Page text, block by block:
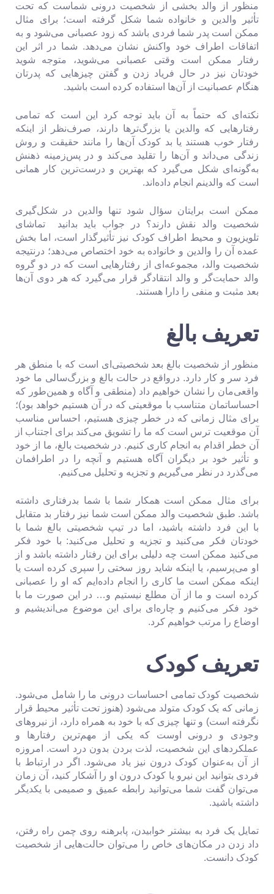
منظور از والد بخشی از شخصیت درونی شماست که تحت
تأثیر والدین و خانواده شما شکل گرفته است؛ برای مثال
ممکن است پدر شما فردی باشد که زود عصبانی می‌شود و به
اتفاقات اطراف خود واکنش نشان می‌دهد. شما در اثر این
رفتار ممکن است وقتی عصبانی می‌شوید، متوجه شوید
خودتان نیز در حال فریاد زدن و گفتن چیزهایی که پدرتان
هنگام عصبانیت از آن‌ها استفاده کرده است باشید.
نکته‌ای که حتماً به آن باید توجه کرد این است که تمامی
رفتارهایی که والدین یا بزرگ‌ترها دارند، صرف‌نظر از اینکه
رفتار خوب هستند یا بد کودک آن‌ها را مانند حقیقت و روش
زندگی می‌داند و آن‌ها را تقلید می‌کند و در پس‌زمینه ذهنش
به‌گونه‌ای شکل می‌گیرد که بهترین و درست‌ترین کار همانی
است که والدینم انجام داده‌اند.
ممکن است برایتان سؤال شود تنها والدین در شکل‌گیری
شخصیت والد نقش دارند؟ در جواب باید بدانید تماشای
تلویزیون و محیط اطراف کودک نیز تأثیرگذار است، اما بخش
عمده آن را والدین و خانواده به خود اختصاص می‌دهد؛ درنتیجه
شخصیت والد، مجموعه‌ای از رفتارهایی است که در دو گروه
والد حمایت‌گر و والد انتقادگر قرار می‌گیرد که هر دوی آن‌ها
بعد مثبت و منفی را دارا هستند.
تعریف بالغ
منظور از شخصیت بالغ بعد شخصیتی‌ای است که با منطق هر
فرد سر و کار دارد. درواقع در حالت بالغ و بزرگ‌سالی ما خود
واقعی‌مان را نشان خواهیم داد (منطقی و آگاه و همین‌طور که
احساساتمان متناسب با موقعیتی که در آن هستیم خواهد بود)؛
برای مثال زمانی که در خطر چیزی هستیم، احساس مناسب
آن موقعیت ترس است که ما را تشویق می‌کند برای اجتناب از
آن خطر اقدام به انجام کاری کنیم. در شخصیت بالغ، ما از خود
و تأثیر خود بر دیگران آگاه هستیم و آنچه را در اطرافمان
می‌گذرد در نظر می‌گیریم و تجزیه و تحلیل می‌کنیم.
برای مثال ممکن است همکار شما با شما بدرفتاری داشته
باشد. طبق شخصیت والد ممکن است شما نیز رفتار بد متقابل
با این فرد داشته باشید، اما در تیپ شخصیتی بالغ شما با
خودتان فکر می‌کنید و تجزیه و تحلیل می‌کنید: با خود فکر
می‌کنید ممکن است چه دلیلی برای این رفتار داشته باشد و از
او می‌پرسیم، یا اینکه شاید روز سختی را سپری کرده است یا
اینکه ممکن است ما کاری را انجام داده‌ایم که او را عصبانی
کرده است و ما از آن مطلع نیستیم و… در این صورت ما با
خود فکر می‌کنیم و چاره‌ای برای این موضوع می‌اندیشیم و
اوضاع را مرتب خواهیم کرد.
تعریف کودک
شخصیت کودک تمامی احساسات درونی ما را شامل می‌شود.
زمانی که یک کودک متولد می‌شود (هنوز تحت تأثیر محیط قرار
نگرفته است) و تنها چیزی که با خود به همراه دارد، از نیروهای
وجودی و درونی اوست که یکی از مهم‌ترین رفتارها و
عملکردهای این شخصیت، لذت بردن بدون درد است. امروزه
از آن به‌عنوان کودک درون نیز یاد می‌شود. اگر در ارتباط با
فردی بتوانید این نیرو یا کودک درون او را آشکار کنید، آن زمان
می‌توان گفت شما می‌توانید رابطه عمیق و صمیمی با یکدیگر
داشته باشید.
تمایل یک فرد به بیشتر خوابیدن، پابرهنه روی چمن راه رفتن،
داد زدن در مکان‌های خاص را می‌توان حالت‌هایی از شخصیت
کودک دانست.